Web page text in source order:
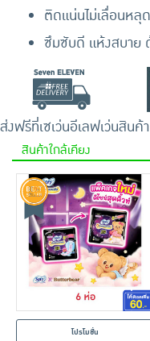
ติดแน่นไม่เลื่อนหลุ
ซึมซับดี แห้งสบาย
ส่งฟรีที่เซเว่นอีเลฟเว่นสินค้
สินค้าใกล้เคียง
โปรโมชั่น